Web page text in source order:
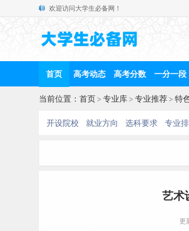
欢迎访问大学生必备网！
首页 高考动态 高考分数 一分一段
当前位置： 首页> 专业库> 专业推荐> 特
开设院校 就业方向 选科要求 专业
艺术
更